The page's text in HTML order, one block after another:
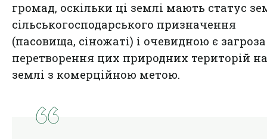
громад, оскільки ці землі мають статус
сільськогосподарського призначення
(пасовища, сіножаті) і очевидною є загроза
перетворення цих природних територій
землі з комерційною метою.